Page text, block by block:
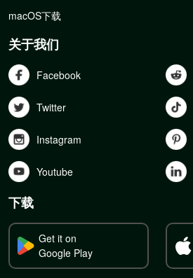
macOS下载
关于我们
Facebook
Twitter
Instagram
Youtube
下载
Get it on
Google Play